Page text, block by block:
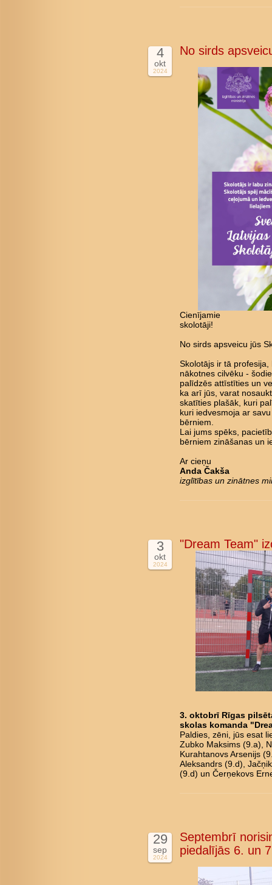
4
okt
2024
No sirds
Cienījamie
No sirds apsveicu jūs
Skolotājs ir tā
nākotnes cilvēku -
palīdzēs attīstīties un
ka arī jūs, varat
skatīties plašāk, kuri
kuri iedvesmoja ar
bērniem.
Lai jums spēks,
bērniem zināšanas un
Ar cieņu
Anda Čakša
izglītības un zinātnes
3
okt
2024
"Dream Team"
3. oktobrī Rīgas
skolas komanda
Paldies, zēni, jūs esat
Zubko Maksims (9.a),
Kurahtanovs Arsenijs
Aleksandrs (9.d),
(9.d) un Čerņekovs
29
sep
2024
Septembrī
piedalījās 6. un